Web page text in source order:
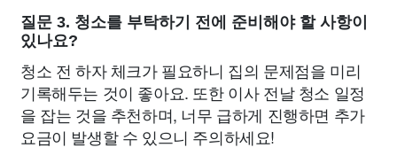
질문 3. 청소를 부탁하기 전에 준비해야 할 사항이
있나요?
청소 전 하자 체크가 필요하니 집의 문제점을 미리
기록해두는 것이 좋아요. 또한 이사 전날 청소 일정
을 잡는 것을 추천하며, 너무 급하게 진행하면 추가
요금이 발생할 수 있으니 주의하세요!